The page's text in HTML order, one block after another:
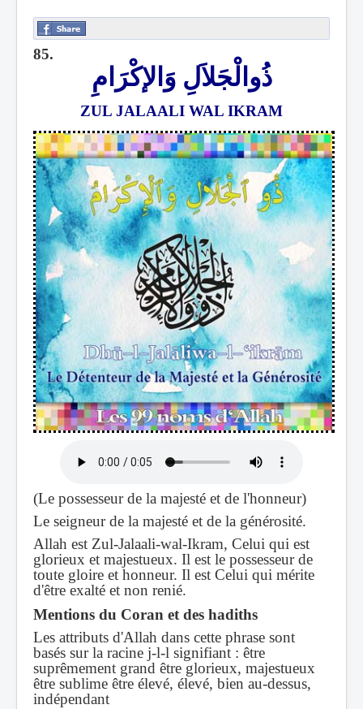
85.
ذُوالْجَلاَلِ وَالإكْرَامِ
ZUL JALAALI WAL IKRAM
(Le possesseur de la majesté et de l'honneur)
Le seigneur de la majesté et de la générosité.
Allah est Zul-Jalaali-wal-Ikram, Celui qui est
glorieux et majestueux. Il est le possesseur de
toute gloire et honneur. Il est Celui qui mérite
d'être exalté et non renié.
Mentions du Coran et des hadiths
Les attributs d'Allah dans cette phrase sont
basés sur la racine j-l-l signifiant : être
suprêmement grand être glorieux, majestueux
être sublime être élevé, élevé, bien au-dessus,
indépendant